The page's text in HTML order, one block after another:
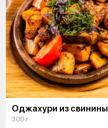
Оджахури из свинины
300 г